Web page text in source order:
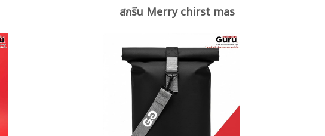
สกรีน Merry chirst mas